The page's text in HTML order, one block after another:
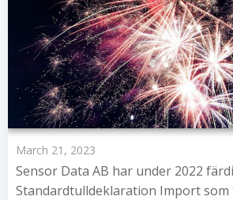
March 21, 2023
Sensor Data AB har under 2022
Standardtulldeklaration Import